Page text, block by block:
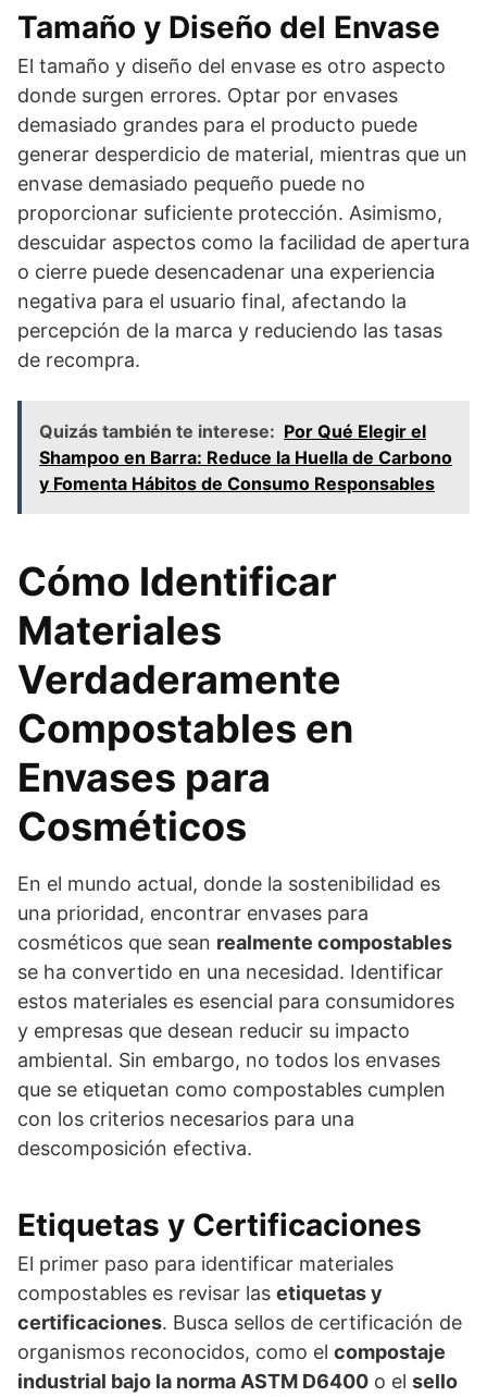
Tamaño y Diseño del Envase
El tamaño y diseño del envase es otro aspecto
donde surgen errores. Optar por envases
demasiado grandes para el producto puede
generar desperdicio de material, mientras que un
envase demasiado pequeño puede no
proporcionar suficiente protección. Asimismo,
descuidar aspectos como la facilidad de apertura
o cierre puede desencadenar una experiencia
negativa para el usuario final, afectando la
percepción de la marca y reduciendo las tasas
de recompra.
Quizás también te interese: Por Qué Elegir el
Shampoo en Barra: Reduce la Huella de Carbono
y Fomenta Hábitos de Consumo Responsables
Cómo Identificar
Materiales
Verdaderamente
Compostables en
Envases para
Cosméticos
En el mundo actual, donde la sostenibilidad es
una prioridad, encontrar envases para
cosméticos que sean realmente compostables
se ha convertido en una necesidad. Identificar
estos materiales es esencial para consumidores
y empresas que desean reducir su impacto
ambiental. Sin embargo, no todos los envases
que se etiquetan como compostables cumplen
con los criterios necesarios para una
descomposición efectiva.
Etiquetas y Certificaciones
El primer paso para identificar materiales
compostables es revisar las etiquetas y
certificaciones. Busca sellos de certificación de
organismos reconocidos, como el compostaje
industrial bajo la norma ASTM D6400 o el sello